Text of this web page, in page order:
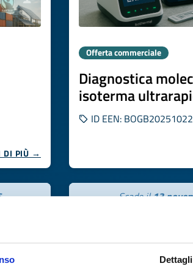
Dettagli
DI PIÙ →
Offerta commerciale
Diagnostica
isoterma
ID EEN:
Scade il13